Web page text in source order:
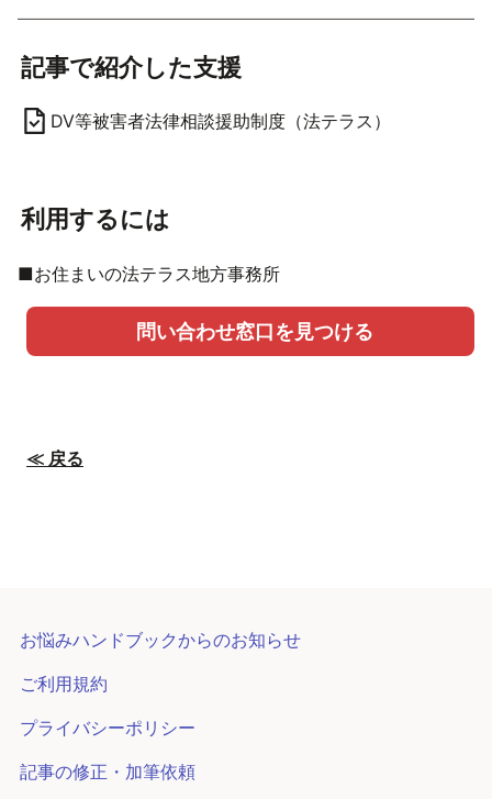
記事で紹介した支援
DV等被害者法律相談援助制度（法テラス）
利用するには
■お住まいの法テラス地方事務所
問い合わせ窓口を見つける
≪ 戻る
お悩みハンドブックからのお知らせ
ご利用規約
プライバシーポリシー
記事の修正・加筆依頼